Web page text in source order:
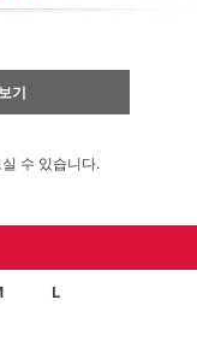
기
수 있습니다.
L